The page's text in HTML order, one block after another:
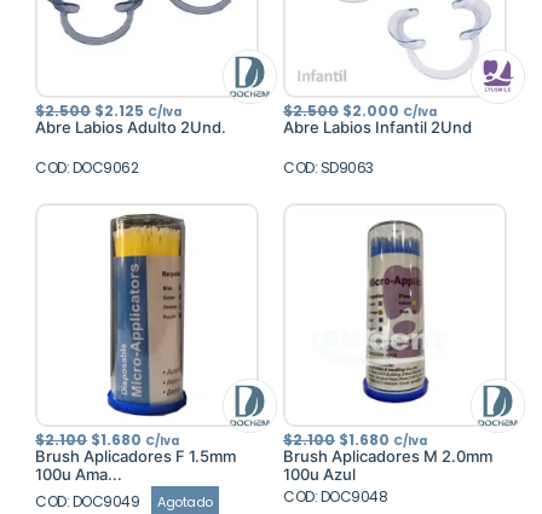
$2.500 El
precio
original
$2.500.
$2.125 El
precio
actual
C/Iva
Abre Labios Adulto 2Und.
COD: DOC9062
$2.500 El
precio
original
$2.500.
$2.000 El
precio
actual
C/Iva
Abre Labios Infantil 2Und
COD: SD9063
$2.100 El
precio
original
era:
$2.100.
$1.680 El
precio
actual
es:
$1.680.
C/Iva
Brush Aplicadores F 1.5mm
100u Ama...
COD: DOC9049 Agotado
$2.100 El
precio
original
era:
$2.100.
$1.680 El
precio
actual
C/Iva
Brush Aplicadores M 2.0mm
100u Azul
COD: DOC9048